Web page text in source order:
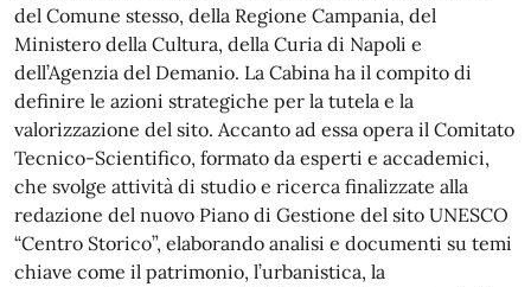
del Comune stesso, della Regione Campania, del
Ministero della Cultura, della Curia di Napoli e
dell’Agenzia del Demanio. La Cabina ha il compito di
definire le azioni strategiche per la tutela e la
valorizzazione del sito. Accanto ad essa opera il Comitato
Tecnico-Scientifico, formato da esperti e accademici,
che svolge attività di studio e ricerca finalizzate alla
redazione del nuovo Piano di Gestione del sito UNESCO
“Centro Storico”, elaborando analisi e documenti su temi
chiave come il patrimonio, l’urbanistica, la